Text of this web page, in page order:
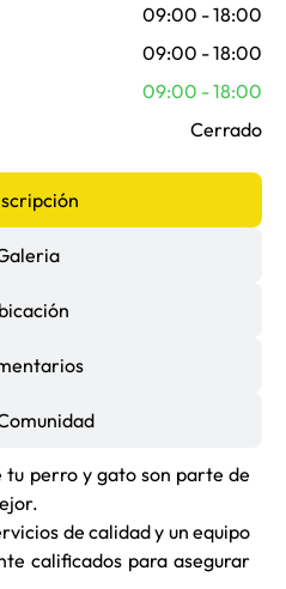
tu perro y gato son parte de
de calidad y un equipo
calificados para asegurar
09:00 - 18:00
09:00 - 18:00
09:00 - 18:00
Cerrado